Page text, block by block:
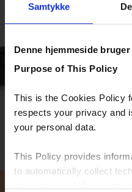
Samtykke
Denne hjemmeside
Purpose of This Policy
This is the Cookies Policy
respects your privacy and
your personal data.
This Policy provides
to automatically collect